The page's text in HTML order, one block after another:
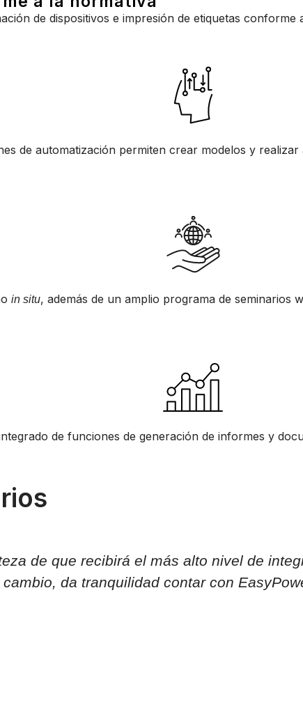
de dispositivos e impresión de etiquetas conforme
de automatización permiten crear modelos y
in situ, además de un amplio programa de seminarios
de funciones de generación de informes y
de que recibirá el más alto nivel de
da tranquilidad contar con